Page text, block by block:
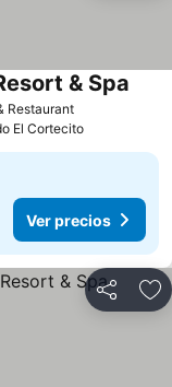
RestaurantVer precios
& Spa
El Cortecito
Ver precios
Compartir